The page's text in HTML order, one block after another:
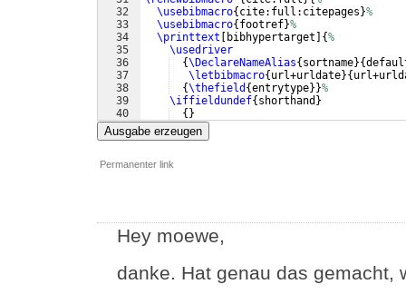
32
33
34
35
36
37
38
39
40
41
\usebibmacro{ cite:full:citepages }%
\usebibmacro{ footref}%
\printtext
bibhypertarget {%
\usedriver
{\DeclareNameAlias{ sortname}{
\letbibmacro{ url+urldate}{
{\thefield {entrytype}}%
\iffieldundef{ shorthand }
{ }
{\ifbool
Ausgabe erzeugen
Permanenter link
Hey moewe,
danke. Hat genau das gemacht,